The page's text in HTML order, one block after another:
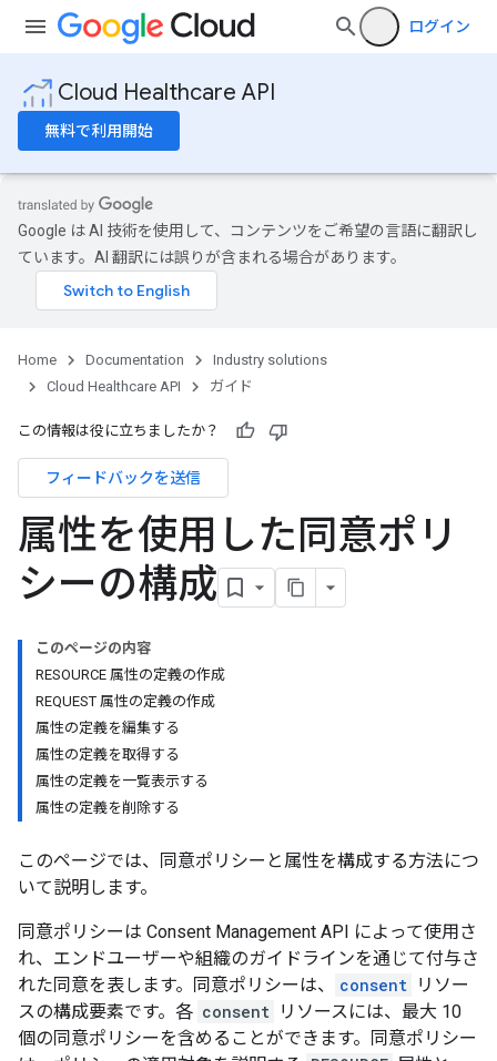
ログイン
Cloud Healthcare API
無料で利用開始
Google は AI 技術を使用して、コンテンツをご希望の言語に翻訳し
ています。AI 翻訳には誤りが含まれる場合があります。
Home Documentation
Industry solutions
Cloud Healthcare API
ガイド
この情報は役に立ちましたか？
フィードバックを送信
属性を使用した同意ポリ
シーの構成
このページの内容
RESOURCE 属性の定義の作成
REQUEST 属性の定義の作成
属性の定義を編集する
属性の定義を取得する
属性の定義を一覧表示する
属性の定義を削除する
このページでは、同意ポリシーと属性を構成する方法につ
いて説明します。
同意ポリシーは Consent Management API によって使用さ
れ、エンドユーザーや組織のガイドラインを通じて付与さ
れた同意を表します。同意ポリシーは、
consent リソー
スの構成要素です。各 consent リソースには、最大 10
個の同意ポリシーを含めることができます。同意ポリシー